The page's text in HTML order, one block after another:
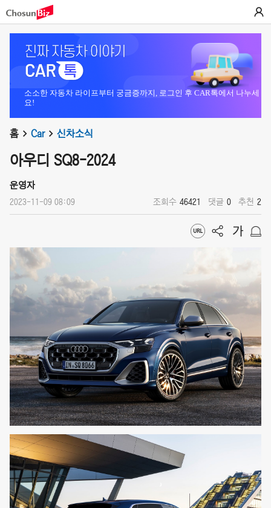
소소한 자동차 라이프부터 궁금증까지, 로그인 후 CAR톡에서 나누세
요!
홈 Car 신차소식
아우디 SQ8-2024
운영자
2023-11-09 08:09 조회수 46421 댓글 0 추천 2